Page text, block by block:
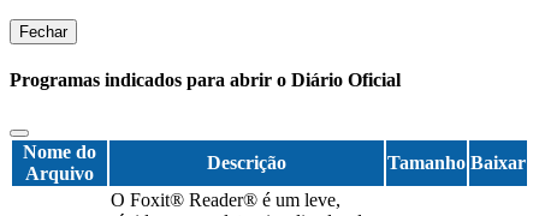
Fechar
Programas indicados para abrir o Diário Oficial
Nome do
Arquivo
Descrição Tamanho Baixar
O Foxit® Reader® é um leve,